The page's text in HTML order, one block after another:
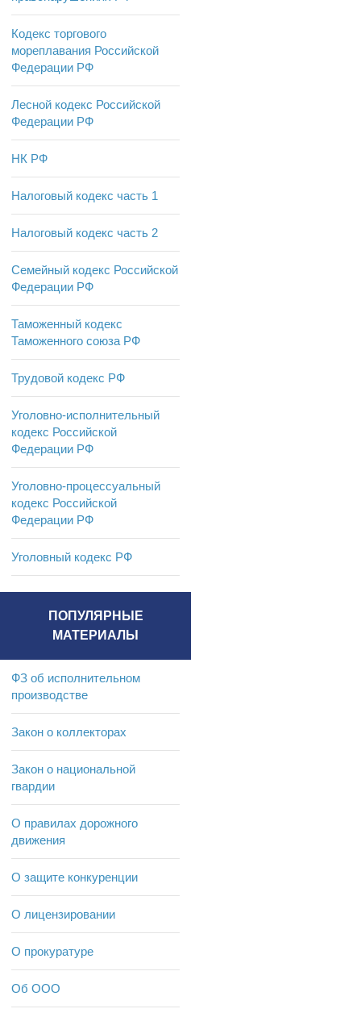
Кодекс торгового
мореплавания Российской
Федерации РФ
Лесной кодекс Российской
Федерации РФ
НК РФ
Налоговый кодекс часть 1
Налоговый кодекс часть 2
Семейный кодекс Российской
Федерации РФ
Таможенный кодекс
Таможенного союза РФ
Трудовой кодекс РФ
Уголовно-исполнительный
кодекс Российской
Федерации РФ
Уголовно-процессуальный
кодекс Российской
Федерации РФ
Уголовный кодекс РФ
ПОПУЛЯРНЫЕ
МАТЕРИАЛЫ
ФЗ об исполнительном
производстве
Закон о коллекторах
Закон о национальной
гвардии
О правилах дорожного
движения
О защите конкуренции
О лицензировании
О прокуратуре
Об ООО